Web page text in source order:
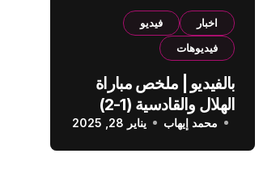
اخبار
فيديو
فيديوهات
بالفيديو | ملخص مباراة
الهلال والقادسية (1-2)
الدوري السعودي
محمد إيهاب يناير 28, 2025